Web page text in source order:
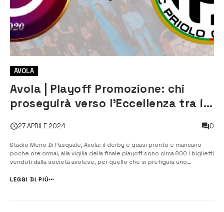
AVOLA
Avola | Playoff Promozione: chi
proseguirà verso l’Eccellenza tra il
27 APRILE 2024 0
Stadio Meno Di Pasquale, Avola: il derby è quasi pronto e mancano
poche ore ormai, alla vigilia della finale playoff sono circa 800 i biglietti
venduti dalla società avolese, per quello che si prefigura uno
le spettacolari e colorate coreografie al Meno Di […]
LEGGI DI PIÙ